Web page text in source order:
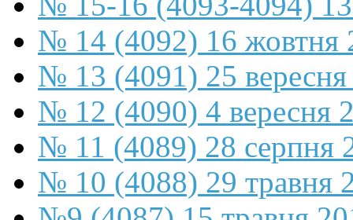
№ 14 (4092) 16 жовтня
№ 13 (4091) 25
№ 12 (4090) 4 вересня
№ 11 (4089) 28 серпня
№ 10 (4088) 29 травня